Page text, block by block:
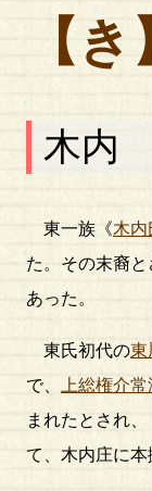
【き
木内
東一族《木内
た。その末裔
あった。
東氏初代の東
で、
上総権介常
まれたとされ、
て、木内庄に